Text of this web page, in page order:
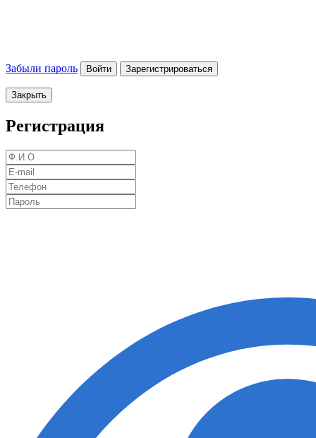
Забыли пароль Войти Зарегистрироваться
Закрыть
Регистрация